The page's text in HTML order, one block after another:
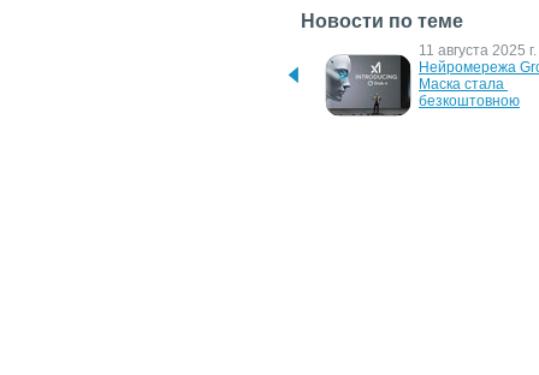
Новости по теме
11 августа 2025 г.
Нейромережа
Маска стала
безкоштовною